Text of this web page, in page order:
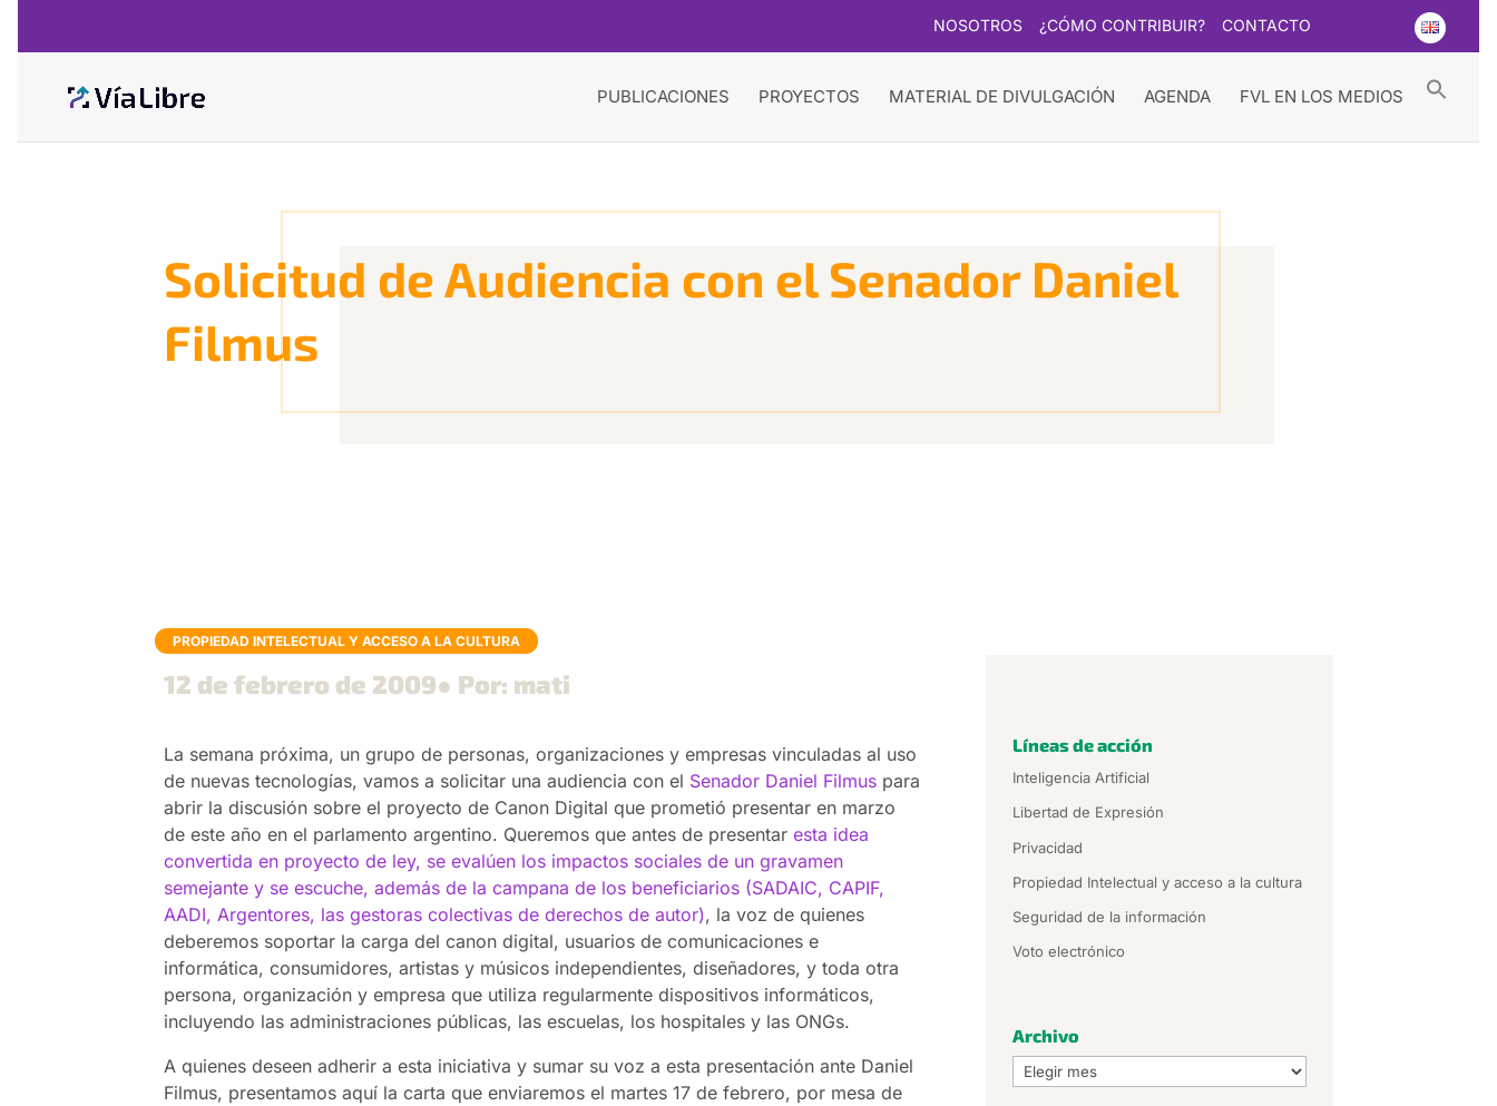
NOSOTROS ¿CÓMO CONTRIBUIR? CONTACTO
PUBLICACIONES PROYECTOS MATERIAL DE DIVULGACIÓN AGENDA FVL EN LOS MEDIOS
Solicitud de Audiencia con el Senador Daniel
Filmus
PROPIEDAD INTELECTUAL Y ACCESO A LA CULTURA
12 de febrero de 2009● Por: mati
La semana próxima, un grupo de personas, organizaciones y empresas vinculadas al uso
de nuevas tecnologías, vamos a solicitar una audiencia con el Senador Daniel Filmus para
abrir la discusión sobre el proyecto de Canon Digital que prometió presentar en marzo
de este año en el parlamento argentino. Queremos que antes de presentaresta idea
convertida en proyecto de ley, se evalúen los impactos sociales de un gravamen
semejante y se escuche, además de la campana de los beneficiarios (SADAIC, CAPIF,
AADI, Argentores, las gestoras colectivas de derechos de autor), la voz de quienes
deberemos soportar la carga del canon digital, usuarios de comunicaciones e
informática, consumidores, artistas y músicos independientes, diseñadores, y toda otra
persona, organización y empresa que utiliza regularmente dispositivos informáticos,
incluyendo las administraciones públicas, las escuelas, los hospitales y las ONGs.
A quienes deseen adherir a esta iniciativa y sumar su voz a esta presentación ante Daniel
Filmus, presentamos aquí la carta que enviaremos el martes 17 de febrero, por mesa de
Líneas de acción
Inteligencia Artificial
Libertad de Expresión
Privacidad
Propiedad Intelectual y acceso a la cultura
Seguridad de la información
Voto electrónico
Archivo
Archivo